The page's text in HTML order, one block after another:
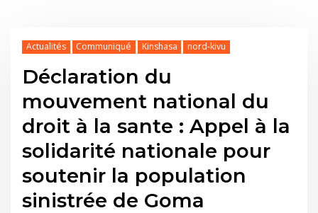
Actualités Communiqué Kinshasa nord-kivu
Déclaration du
mouvement national du
droit à la sante : Appel à la
solidarité nationale pour
soutenir la population
sinistrée de Goma